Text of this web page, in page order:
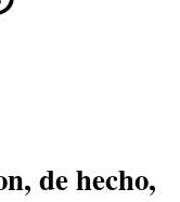
de hecho,